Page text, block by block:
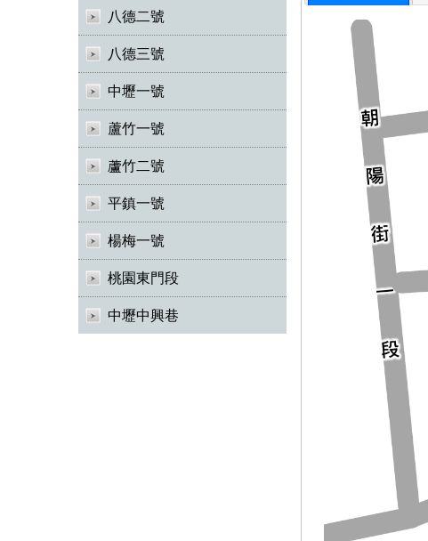
八德二號
八德三號
中壢一號
蘆竹一號
蘆竹二號
平鎮一號
楊梅一號
桃園東門段
中壢中興巷